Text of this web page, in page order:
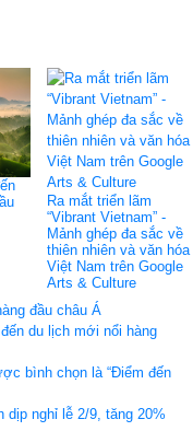
Ra mắt triển lãm
“Vibrant Vietnam” -
Mảnh ghép đa sắc về
thiên nhiên và văn hóa
Việt Nam trên Google
Arts & Culture
đầu châu Á
du lịch mới nổi hàng
bình chọn là “Điểm đến
nghỉ lễ 2/9, tăng 20%